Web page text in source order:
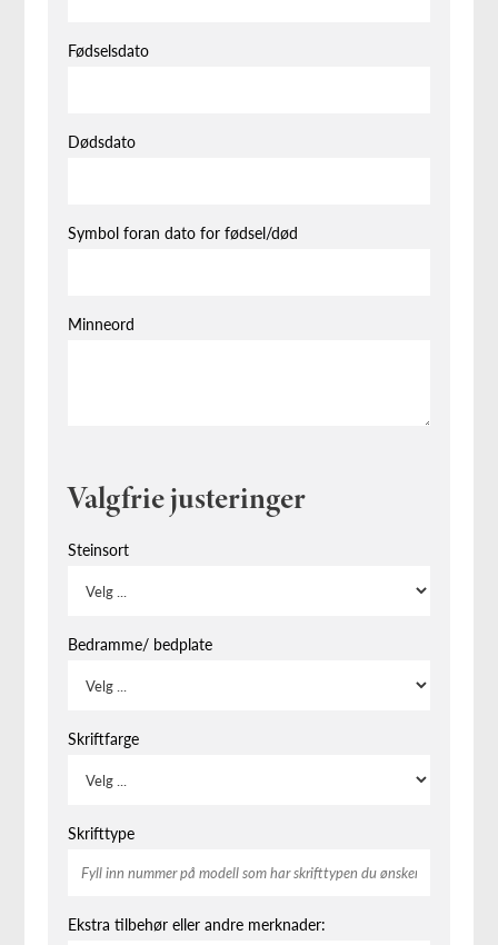
Fødselsdato
Dødsdato
Symbol foran dato for fødsel/død
Minneord
Valgfrie justeringer
Steinsort
Bedramme/ bedplate
Skriftfarge
Skrifttype
Ekstra tilbehør eller andre merknader: